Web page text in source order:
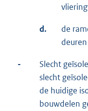
d.
de
deuren
-
Slecht
slecht
de huidige
bouwdelen